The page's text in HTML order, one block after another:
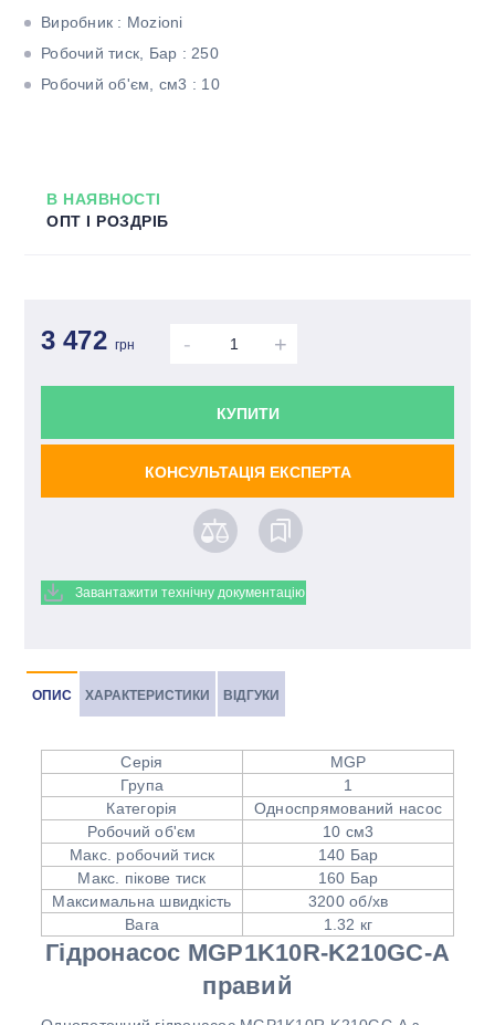
Виробник : Mozioni
Робочий тиск, Бар : 250
Робочий об'єм, см3 : 10
В НАЯВНОСТІ
ОПТ І РОЗДРІБ
3 472 грн - +
КУПИТИ
КОНСУЛЬТАЦІЯ ЕКСПЕРТА
Завантажити технічну документацію
ОПИС ХАРАКТЕРИСТИКИ ВІДГУКИ
Серія
MGP
Група
1
Категорія
Односпрямований насос
Робочий об'єм
10 см3
Макс. робочий тиск
140 Бар
Макс. пікове тиск
160 Бар
Максимальна швидкість
3200 об/хв
Вага
1.32 кг
Гідронасос MGP1K10R-K210GC-A
правий